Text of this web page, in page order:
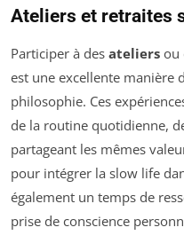
Ateliers et retraites
Participer à des ateliers ou
est une excellente manière
philosophie. Ces
de la routine quotidienne,
partageant les mêmes
pour intégrer la slow life
également un temps de
prise de conscience